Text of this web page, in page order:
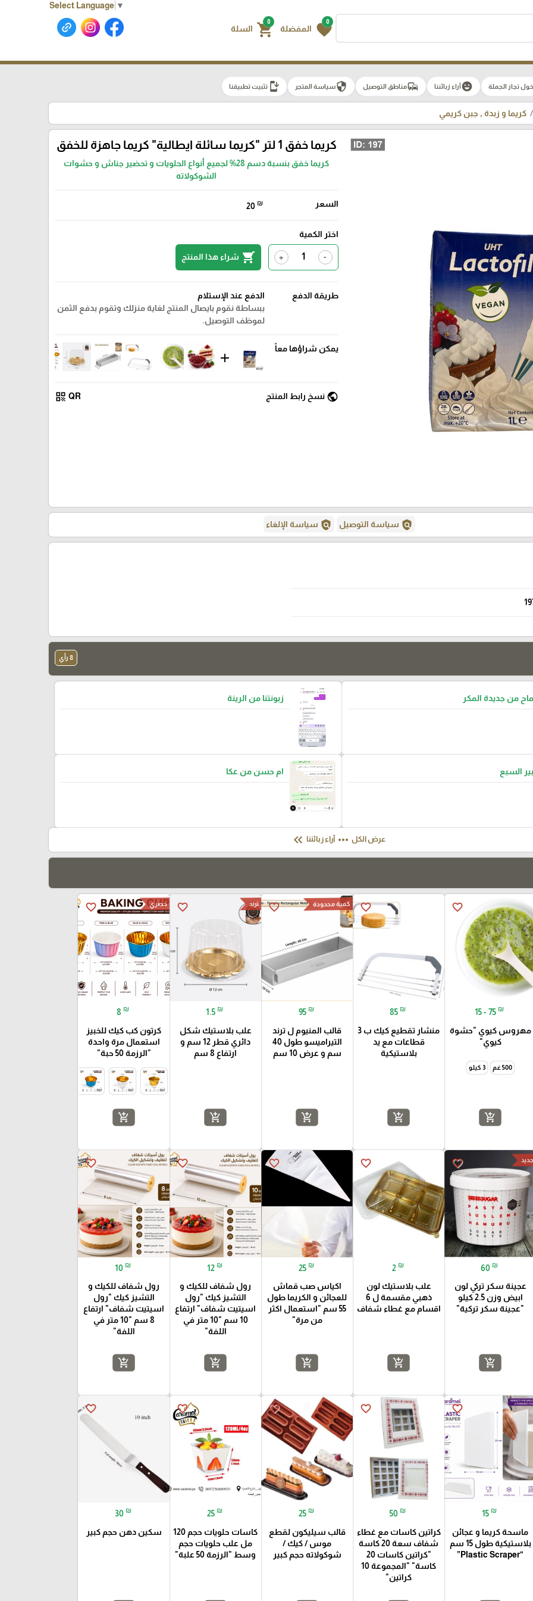
Select Language ▼
0
favorite المفضلة
0
shopping_cart السلة
تجار الجملة emoji_emotionsآراء زبائننا commuteمناطق التوصيل securityسياسة المتجر install_mobileتثبيت تطبيقنا
كريما و زبدة , جبن كريمي
كريما خفق 1 لتر "كريما سائلة ايطالية" كريما جاهزة للخفق
كريما خفق بنسبة دسم 28% لجميع أنواع الحلويات و تحضير جناش و حشوات
الشوكولاته
السعر 20 ₪
اختر الكمية
-
+
shopping_cart شراء هذا المنتج
طريقة الدفع
الدفع عند الإستلام
ببساطة نقوم بايصال المنتج لغاية منزلك وتقوم بدفع الثمن
لموظف التوصيل.
يمكن شراؤها معاً
add
public نسخ رابط المنتج QR
qr_code
policy سياسة التوصيل policy سياسة الإلغاء
8 رأي
من جديدة المكر زبونتنا من الرينة
السبع ام حسن من عكا
عرض الكل more_horiz آراء زبائننا keyboard_double_arrow_left
favorite_border
15 - 75 ₪
مهروس كيوي "حشوة
كيوي"
500 غم 3 كيلو
add_shopping_cart
favorite_border
85 ₪
منشار تقطيع كيك ب 3
قطاعات مع يد
بلاستيكية
add_shopping_cart
favorite_border كمية محدودة
95 ₪
قالب المنيوم ل ترند
التيراميسو طول 40
سم و عرض 10 سم
add_shopping_cart
favorite_border ترند
1.5 ₪
علب بلاستيك شكل
دائري قطر 12 سم و
ارتفاع 8 سم
add_shopping_cart
favorite_border حصري
8 ₪
كرتون كب كيك للخبيز
استعمال مرة واحدة
"الرزمة 50 حبة"
add_shopping_cart
favorite_border جديد
60 ₪
عجينة سكر تركي لون
ابيض وزن 2.5 كيلو
"عجينة سكر تركية"
add_shopping_cart
favorite_border
2 ₪
علب بلاستيك لون
ذهبي مقسمة ل 6
اقسام مع غطاء شفاف
add_shopping_cart
favorite_border
25 ₪
اكياس صب قماش
للعجائن و الكريما طول
55 سم "استعمال اكثر
من مرة"
add_shopping_cart
favorite_border
12 ₪
رول شفاف للكيك و
التشيز كيك "رول
اسيتيت شفاف" ارتفاع
10 سم "10 متر في
اللفة"
add_shopping_cart
favorite_border
10 ₪
رول شفاف للكيك و
التشيز كيك "رول
اسيتيت شفاف" ارتفاع
8 سم "10 متر في
اللفة"
add_shopping_cart
favorite_border
15 ₪
ماسحة كريما و عجائن
بلاستيكية طول 15 سم
“Plastic Scraper”
favorite_border
50 ₪
كراتين كاسات مع غطاء
شفاف سعة 20 كاسة
"كراتين كاسات 20
كاسة" "المجموعة 10
كراتين"
favorite_border
25 ₪
قالب سيليكون لقطع
موس / كيك /
شوكولاته حجم كبير
favorite_border
25 ₪
كاسات حلويات حجم 120
مل علب حلويات حجم
وسط "الرزمة 50 علبة"
favorite_border
30 ₪
سكين دهن حجم كبير